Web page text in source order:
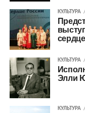
КУЛЬТУРА
КУЛЬТУРА
Элли
КУЛЬТУРА